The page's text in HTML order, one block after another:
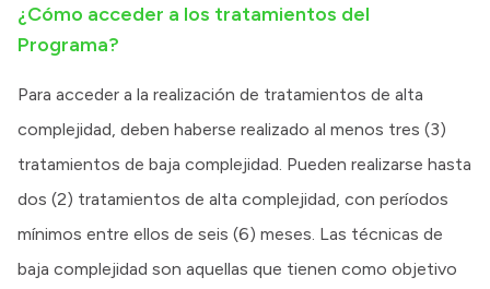
¿Cómo acceder a los tratamientos del
Programa?
Para acceder a la realización de tratamientos de alta
complejidad, deben haberse realizado al menos tres (3)
tratamientos de baja complejidad. Pueden realizarse hasta
dos (2) tratamientos de alta complejidad, con períodos
mínimos entre ellos de seis (6) meses. Las técnicas de
baja complejidad son aquellas que tienen como objetivo